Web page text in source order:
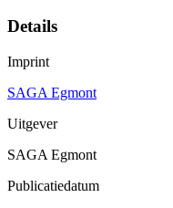
Details
Imprint
SAGA Egmont
Uitgever
SAGA Egmont
Publicatiedatum